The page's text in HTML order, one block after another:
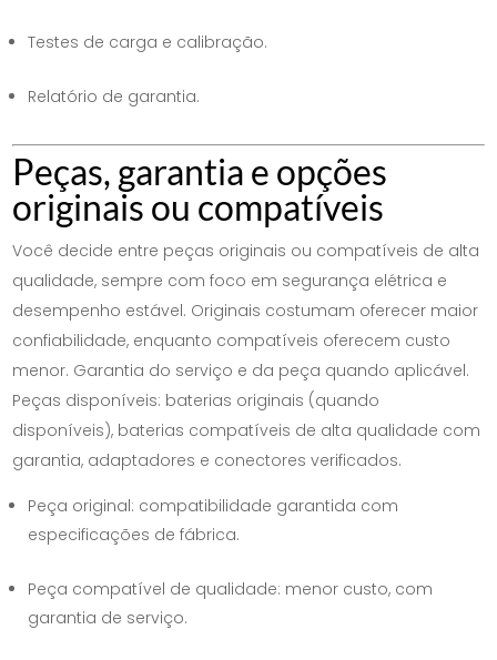
Testes de carga e calibração.
Relatório de garantia.
Peças, garantia e opções
originais ou compatíveis
Você decide entre peças originais ou compatíveis de alta
qualidade, sempre com foco em segurança elétrica e
desempenho estável. Originais costumam oferecer maior
confiabilidade, enquanto compatíveis oferecem custo
menor. Garantia do serviço e da peça quando aplicável.
Peças disponíveis: baterias originais (quando
disponíveis), baterias compatíveis de alta qualidade com
garantia, adaptadores e conectores verificados.
Peça original: compatibilidade garantida com
especificações de fábrica.
Peça compatível de qualidade: menor custo, com
garantia de serviço.